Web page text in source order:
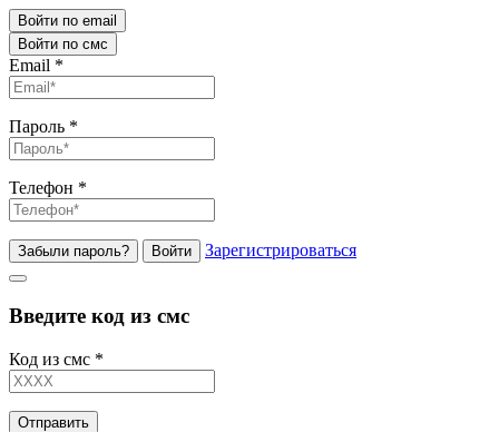
Войти по email
Войти по смс
Email *
Пароль *
Телефон *
Забыли пароль? Войти Зарегистрироваться
Введите код из смс
Код из смс *
Отправить